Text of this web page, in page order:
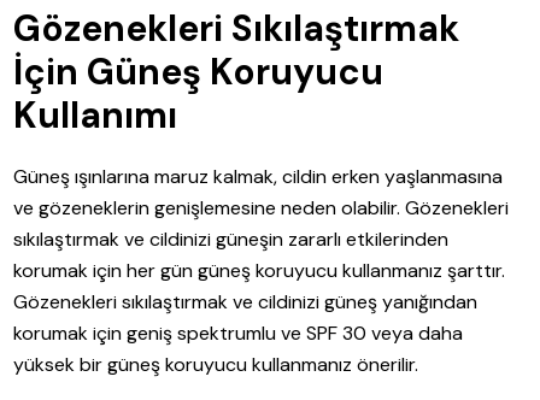
Gözenekleri Sıkılaştırmak
İçin Güneş Koruyucu
Kullanımı
Güneş ışınlarına maruz kalmak, cildin erken yaşlanmasına
ve gözeneklerin genişlemesine neden olabilir. Gözenekleri
sıkılaştırmak ve cildinizi güneşin zararlı etkilerinden
korumak için her gün güneş koruyucu kullanmanız şarttır.
Gözenekleri sıkılaştırmak ve cildinizi güneş yanığından
korumak için geniş spektrumlu ve SPF 30 veya daha
yüksek bir güneş koruyucu kullanmanız önerilir.